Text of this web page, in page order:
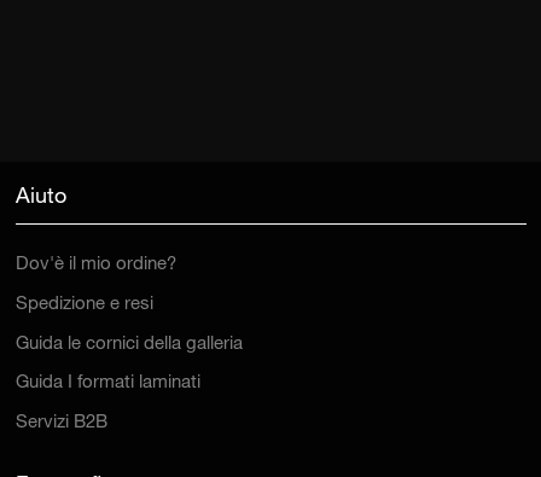
Aiuto
Dov'è il mio ordine?
Spedizione e resi
Guida le cornici della galleria
Guida I formati laminati
Servizi B2B